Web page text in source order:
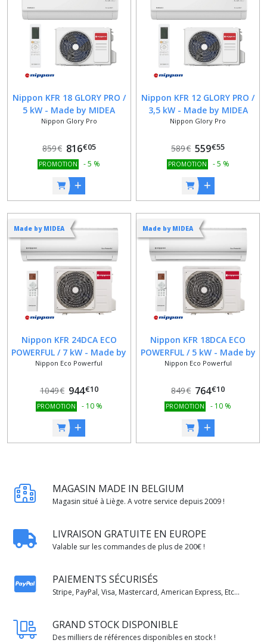
Nippon KFR 18 GLORY PRO /
5 kW - Made by MIDEA
Nippon Glory Pro
859€ 816€05
PROMOTION -5 %
Nippon KFR 12 GLORY PRO /
3,5 kW - Made by MIDEA
Nippon Glory Pro
589€ 559€55
PROMOTION - 5 %
Made by MIDEA
Nippon KFR 24DCA ECO
POWERFUL / 7 kW - Made by
MIDEA
Nippon Eco Powerful
1049€ 944€10
PROMOTION - 10 %
Made by MIDEA
Nippon KFR 18DCA ECO
POWERFUL / 5 kW - Made by
MIDEA
Nippon Eco Powerful
849€ 764€10
PROMOTION - 10 %
MAGASIN MADE IN BELGIUM
Magasin situé à Liège. A votre service depuis 2009 !
LIVRAISON GRATUITE EN EUROPE
Valable sur les commandes de plus de 200€ !
PAIEMENTS SÉCURISÉS
Stripe, PayPal, Visa, Mastercard, American Express, Etc...
GRAND STOCK DISPONIBLE
Des milliers de références disponibles en stock !